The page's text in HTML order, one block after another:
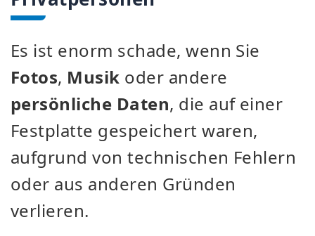
Es ist enorm schade, wenn Sie
Fotos, Musik oder andere
persönliche Daten, die auf einer
Festplatte gespeichert waren,
aufgrund von technischen Fehlern
oder aus anderen Gründen
verlieren.